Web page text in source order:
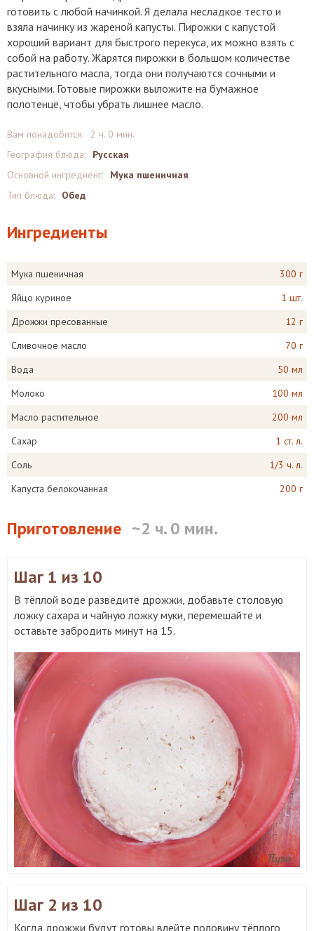
готовить с любой начинкой. Я делала несладкое тесто и
взяла начинку из жареной капусты. Пирожки с капустой
хороший вариант для быстрого перекуса, их можно взять с
собой на работу. Жарятся пирожки в большом количестве
растительного масла, тогда они получаются сочными и
вкусными. Готовые пирожки выложите на бумажное
полотенце, чтобы убрать лишнее масло.
Вам понадобится:
2 ч. 0 мин.
География блюда:
Русская
Основной ингредиент:
Мука пшеничная
Тип блюда:
Обед
Ингредиенты
Мука пшеничная
300 г
Яйцо куриное
1 шт.
Дрожжи пресованные
12 г
Сливочное масло
70 г
Вода
50 мл
Молоко
100 мл
Масло растительное
200 мл
Сахар
1 ст. л.
Соль
1/3 ч. л.
Капуста белокочанная
200 г
Приготовление ~2 ч. 0 мин.
Шаг 1 из 10
В тёплой воде разведите дрожжи, добавьте столовую
ложку сахара и чайную ложку муки, перемешайте и
оставьте забродить минут на 15.
Шаг 2 из 10
Когда дрожжи будут готовы влейте половину тёплого